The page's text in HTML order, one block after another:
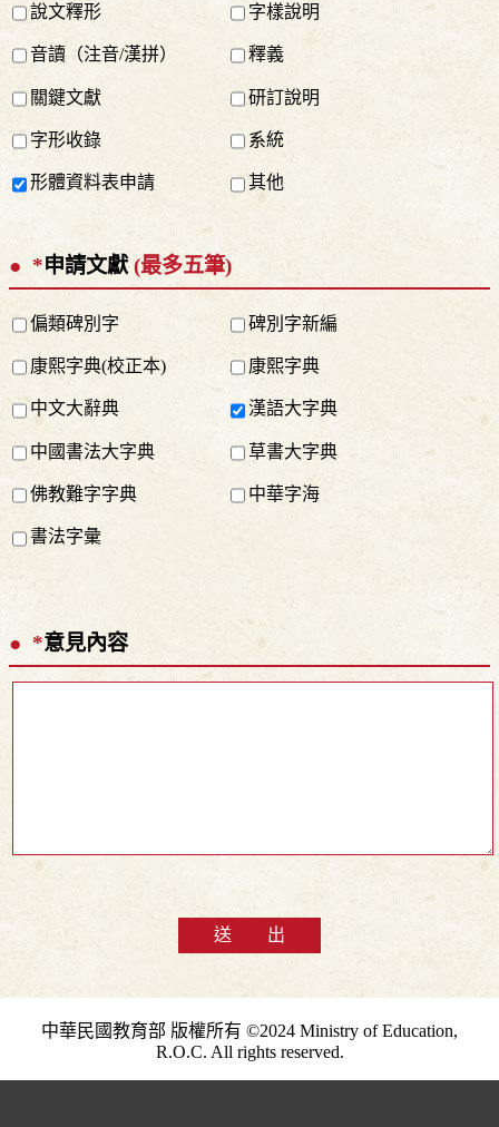
說文釋形 字樣說明
音讀（注音/漢拼） 釋義
關鍵文獻 研訂說明
字形收錄 系統
形體資料表申請 其他
*申請文獻 (最多五筆)
偏類碑別字 碑別字新編
康熙字典(校正本) 康熙字典
中文大辭典 漢語大字典
中國書法大字典 草書大字典
佛教難字字典 中華字海
書法字彙
*意見內容
送 出
中華民國教育部 版權所有 ©2024 Ministry of Education,
R.O.C. All rights reserved.